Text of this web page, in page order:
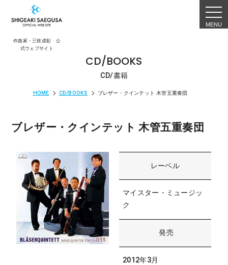
作曲家・三枝成彰 公
式ウェブサイト
CD/BOOKS
CD/書籍
HOME CD/BOOKS ブレザー・クインテット 木管五重奏団
ブレザー・クインテット 木管五重奏団
レーベル
マイスター・ミュージッ
ク
発売
2012年3月